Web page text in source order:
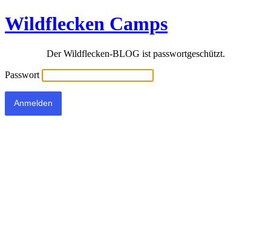
Wildflecken Camps
Der Wildflecken-BLOG ist passwortgeschützt.
Passwort